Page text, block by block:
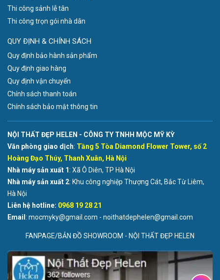
Thi công sảnh lễ tân
Thi công trọn gói nhà dân
QUY ĐỊNH & CHÍNH SÁCH
Quy định bảo hành sản phẩm
Quy định giao hàng
Quy định vận chuyển
Chính sách thanh toán
Chính sách bảo mật thông tin
NỘI THẤT ĐẸP HELEN - CÔNG TY TNHH MỘC MỸ KỲ
Văn phòng giao dịch: Tầng 5 Tòa Diamond Flower Tower, số 2
Hoàng Đạo Thúy, Thanh Xuân, Hà Nội
Nhà máy sản xuất 1: Xã Ô Diên, TP Hà Nội
Nhà máy sản xuất 2: Khu công nghiệp Thượng Cát, Bắc Từ Liêm,
Hà Nội
Liên hệ hotline: 0968 19 28 21
Email : mocmyky@gmail.com - noithatdephelen@gmail.com
FANPAGE/BẢN ĐỒ SHOWROOM - NỘI THẤT ĐẸP HELEN